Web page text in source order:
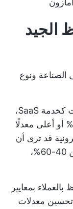
الجيد
الصناعة ونوع
على سبيل المثال، في صناعة البرمجيات كخدمة SaaS،
يعتبر معدل الاحتفاظ بالعملاء بنسبة 85% أو أعلى معدلًا
قد ترى أن
معدل الاحتفاظ الجيد بالعملاء يتراوح بين 40-60%،
بمعايير
تحسين معدلات